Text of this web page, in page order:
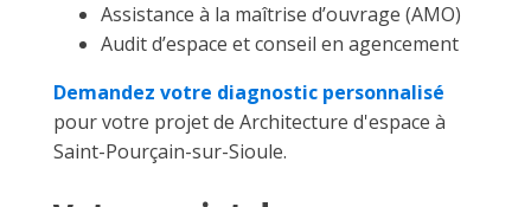
Assistance à la maîtrise d’ouvrage (AMO)
Audit d’espace et conseil en agencement
Demandez votre diagnostic personnalisé
pour votre projet de Architecture d'espace à
Saint-Pourçain-sur-Sioule.